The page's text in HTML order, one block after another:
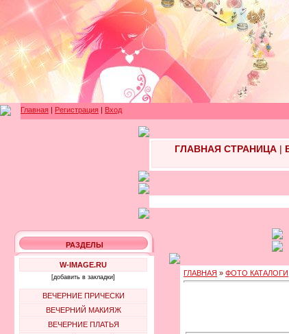
Главная | Регистрация | Вход
ГЛАВНАЯ СТРАНИЦА|
РАЗДЕЛЫ
W-IMAGE.RU
[добавить в закладки]
ВЕЧЕРНИЕ ПРИЧЕСКИ
ВЕЧЕРНИЙ МАКИЯЖ
ВЕЧЕРНИЕ ПЛАТЬЯ
ГЛАВНАЯ » ФОТО КАТАЛОГИ